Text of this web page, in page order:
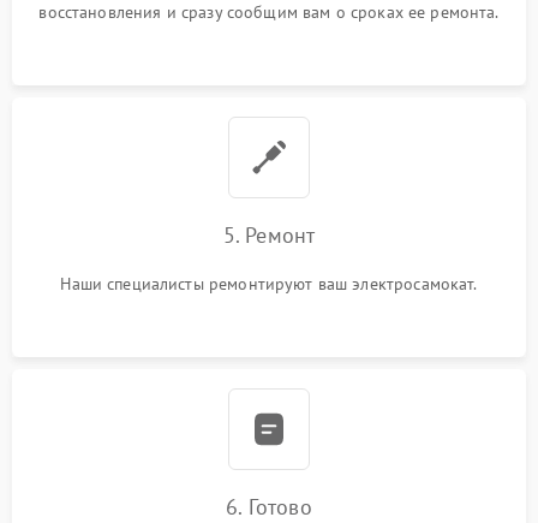
восстановления и сразу сообщим вам о сроках ее ремонта.
5. Ремонт
Наши специалисты ремонтируют ваш электросамокат.
6. Готово